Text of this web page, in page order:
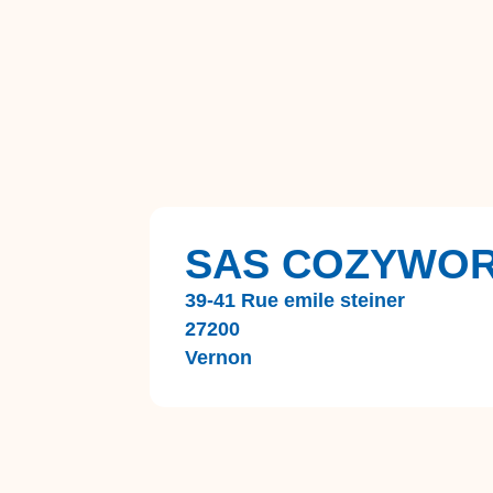
SAS
39-41 Rue emile steiner
27200
Vernon